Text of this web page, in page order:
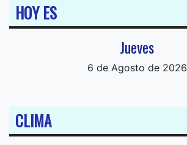
HOY ES
Jueves
6 de Agosto de 2026
CLIMA